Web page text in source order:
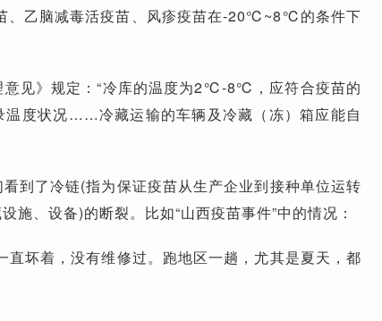
、乙脑减毒活疫苗、风疹疫苗在-20℃~8℃的条件下
意见》规定：“冷库的温度为2℃-8℃，应符合疫苗的
温度状况……冷藏运输的车辆及冷藏（冻）箱应能自
到了冷链(指为保证疫苗从生产企业到接种单位运转
施、设备)的断裂。比如“山西疫苗事件”中的情况：
直坏着，没有维修过。跑地区一趟，尤其是夏天，都